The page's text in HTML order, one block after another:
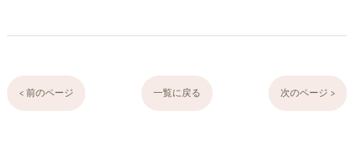
< 前のページ 一覧に戻る 次のページ >